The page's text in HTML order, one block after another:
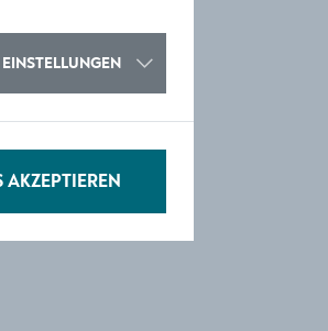
EINSTELLUNGEN
AKZEPTIEREN